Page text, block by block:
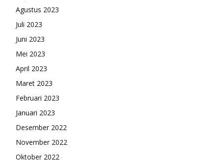
Agustus 2023
Juli 2023
Juni 2023
Mei 2023
April 2023
Maret 2023
Februari 2023
Januari 2023
Desember 2022
November 2022
Oktober 2022